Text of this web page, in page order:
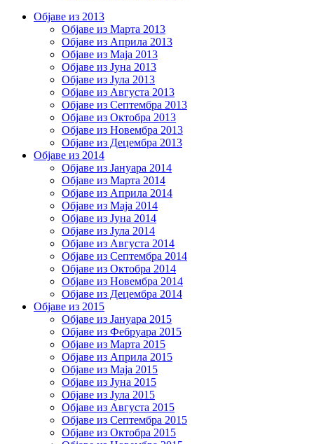
Објаве из 2013
Објаве из Марта 2013
Објаве из Априла 2013
Објаве из Маја 2013
Објаве из Јунa 2013
Објаве из Јула 2013
Објаве из Августа 2013
Објаве из Септембра 2013
Објаве из Октобра 2013
Објаве из Новембра 2013
Објаве из Децембра 2013
Објаве из 2014
Објаве из Јануара 2014
Објаве из Марта 2014
Објаве из Априла 2014
Објаве из Маја 2014
Објаве из Јуна 2014
Објаве из Јула 2014
Објаве из Августа 2014
Објаве из Септембра 2014
Објаве из Октобра 2014
Објаве из Новембра 2014
Објаве из Децембра 2014
Објаве из 2015
Објаве из Јануара 2015
Објаве из Фебруара 2015
Објаве из Марта 2015
Објаве из Априла 2015
Објаве из Маја 2015
Објаве из Јуна 2015
Објаве из Јула 2015
Објаве из Августа 2015
Објаве из Септембра 2015
Објаве из Октобра 2015